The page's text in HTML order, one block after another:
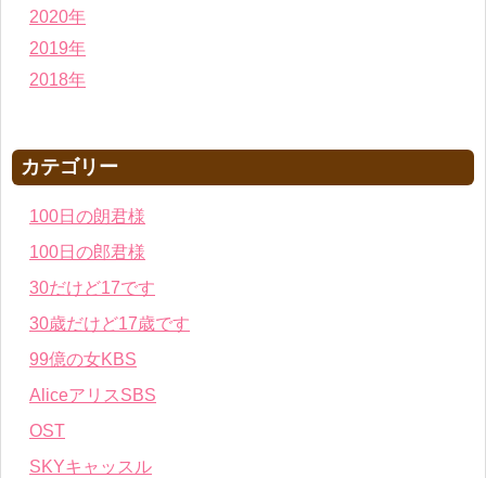
2020年
2019年
2018年
カテゴリー
100日の朗君様
100日の郎君様
30だけど17です
30歳だけど17歳です
99億の女KBS
AliceアリスSBS
OST
SKYキャッスル